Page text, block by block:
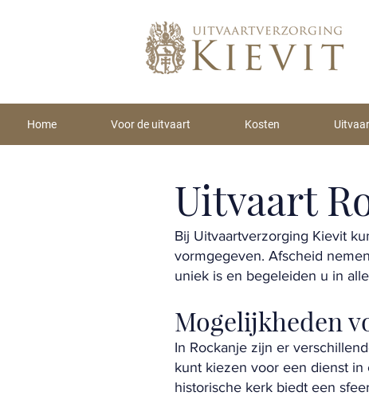
Home Voor de uitvaart Kosten
Uitvaart
Bij Uitvaartverzorging Kievit
vormgegeven. Afscheid
uniek is en begeleiden u in
Mogelijkheden
In Rockanje zijn er
kunt kiezen voor een dienst
historische kerk biedt een